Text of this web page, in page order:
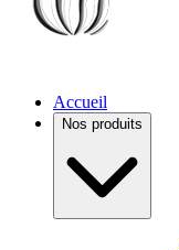
Accueil
Nos produits